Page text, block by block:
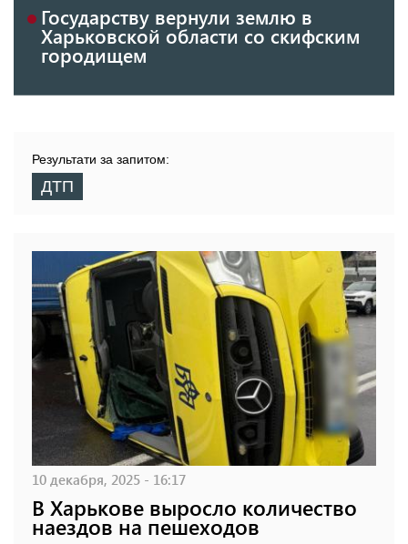
Государству вернули землю в
Харьковской области со скифским
городищем
Результати за запитом:
ДТП
10 декабря, 2025 - 16:17
В Харькове выросло количество
наездов на пешеходов